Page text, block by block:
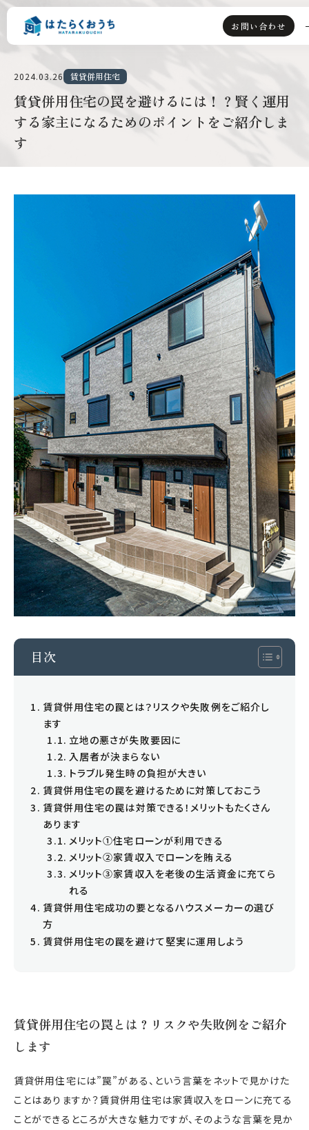
お問い合わせ
ライフスタイル派
スタッフ紹介
お知らせ
事例紹介
お客様の声
コラム
お役立ち情報
無料会員登録
住まいの未来相談
セミナー申込
求人情報
売買営業求人
事務・営業求人
0120-420-820
営業時間 9:00-17:30 / 定休日 水曜日
2024.03.26 賃貸併用住宅
賃貸併用住宅の罠を避けるには！？賢く運用
する家主になるためのポイントをご紹介しま
す
目次
賃貸併用住宅の罠とは？リスクや失敗例をご紹介し
ます
立地の悪さが失敗要因に
入居者が決まらない
トラブル発生時の負担が大きい
賃貸併用住宅の罠を避けるために対策しておこう
賃貸併用住宅の罠は対策できる！メリットもたくさん
あります
メリット①住宅ローンが利用できる
メリット②家賃収入でローンを賄える
メリット③家賃収入を老後の生活資金に充てら
れる
賃貸併用住宅成功の要となるハウスメーカーの選び
方
賃貸併用住宅の罠を避けて堅実に運用しよう
賃貸併用住宅の罠とは？リスクや失敗例をご紹介
します
賃貸併用住宅には”罠”がある、という言葉をネットで見かけた
ことはありますか？賃貸併用住宅は家賃収入をローンに充てる
ことができるところが大きな魅力ですが、そのような言葉を見か